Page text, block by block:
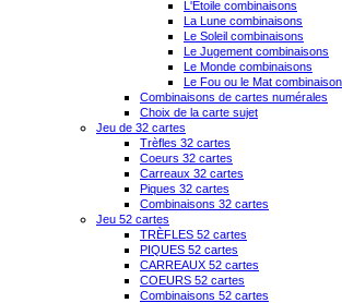
L'Étoile combinaisons
La Lune combinaisons
Le Soleil combinaisons
Le Jugement combinaisons
Le Monde combinaisons
Le Fou ou le Mat
Combinaisons de cartes numérales
Choix de la carte sujet
Jeu de 32 cartes
Trèfles 32 cartes
Coeurs 32 cartes
Carreaux 32 cartes
Piques 32 cartes
Combinaisons 32 cartes
Jeu 52 cartes
TRÈFLES 52 cartes
PIQUES 52 cartes
CARREAUX 52 cartes
COEURS 52 cartes
Combinaisons 52 cartes